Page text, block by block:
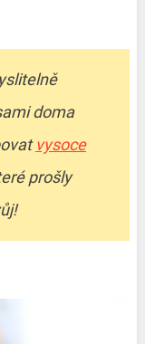
doma
vysoce
prošly